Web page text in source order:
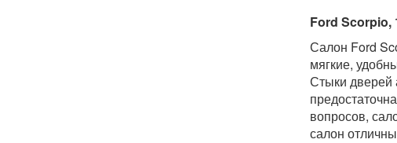
Ford Scorpio,
Салон Ford
мягкие,
Стыки дверей
вопросов,
салон